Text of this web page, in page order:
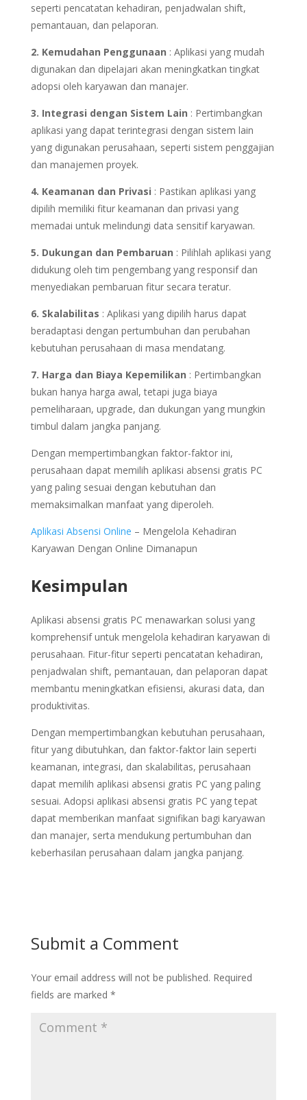
seperti pencatatan kehadiran, penjadwalan shift,
pemantauan, dan pelaporan.
2. Kemudahan Penggunaan : Aplikasi yang mudah
digunakan dan dipelajari akan meningkatkan tingkat
adopsi oleh karyawan dan manajer.
3. Integrasi dengan Sistem Lain : Pertimbangkan
aplikasi yang dapat terintegrasi dengan sistem lain
yang digunakan perusahaan, seperti sistem penggajian
dan manajemen proyek.
4. Keamanan dan Privasi : Pastikan aplikasi yang
dipilih memiliki fitur keamanan dan privasi yang
memadai untuk melindungi data sensitif karyawan.
5. Dukungan dan Pembaruan : Pilihlah aplikasi yang
didukung oleh tim pengembang yang responsif dan
menyediakan pembaruan fitur secara teratur.
6. Skalabilitas : Aplikasi yang dipilih harus dapat
beradaptasi dengan pertumbuhan dan perubahan
kebutuhan perusahaan di masa mendatang.
7. Harga dan Biaya Kepemilikan : Pertimbangkan
bukan hanya harga awal, tetapi juga biaya
pemeliharaan, upgrade, dan dukungan yang mungkin
timbul dalam jangka panjang.
Dengan mempertimbangkan faktor-faktor ini,
perusahaan dapat memilih aplikasi absensi gratis PC
yang paling sesuai dengan kebutuhan dan
memaksimalkan manfaat yang diperoleh.
Aplikasi Absensi Online – Mengelola Kehadiran
Karyawan Dengan Online Dimanapun
Kesimpulan
Aplikasi absensi gratis PC menawarkan solusi yang
komprehensif untuk mengelola kehadiran karyawan di
perusahaan. Fitur-fitur seperti pencatatan kehadiran,
penjadwalan shift, pemantauan, dan pelaporan dapat
membantu meningkatkan efisiensi, akurasi data, dan
produktivitas.
Dengan mempertimbangkan kebutuhan perusahaan,
fitur yang dibutuhkan, dan faktor-faktor lain seperti
keamanan, integrasi, dan skalabilitas, perusahaan
dapat memilih aplikasi absensi gratis PC yang paling
sesuai. Adopsi aplikasi absensi gratis PC yang tepat
dapat memberikan manfaat signifikan bagi karyawan
dan manajer, serta mendukung pertumbuhan dan
keberhasilan perusahaan dalam jangka panjang.
Submit a Comment
Your email address will not be published. Required
fields are marked *